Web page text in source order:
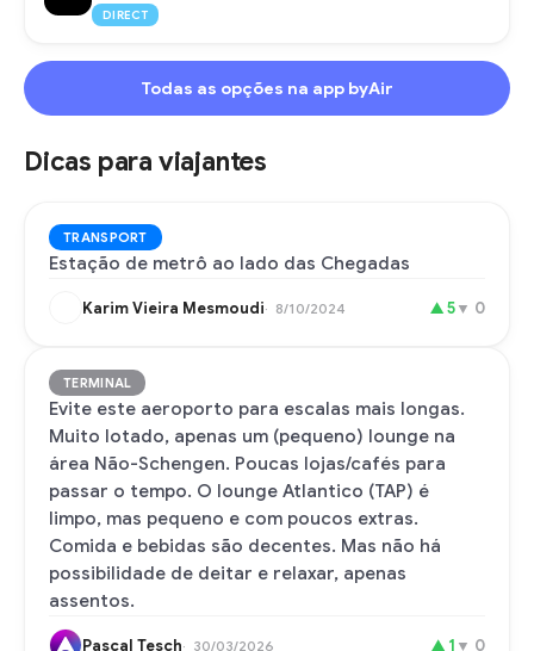
DIRECT
Todas as opções na app byAir
Dicas para viajantes
TRANSPORT
Estação de metrô ao lado das Chegadas
Karim Vieira Mesmoudi 8/10/2024 ▲5▼ 0
TERMINAL
Evite este aeroporto para escalas mais longas.
Muito lotado, apenas um (pequeno) lounge na
área Não-Schengen. Poucas lojas/cafés para
passar o tempo. O lounge Atlantico (TAP) é
limpo, mas pequeno e com poucos extras.
Comida e bebidas são decentes. Mas não há
possibilidade de deitar e relaxar, apenas
assentos.
Pascal Tesch 30/03/2026 ▲ 1 ▼ 0